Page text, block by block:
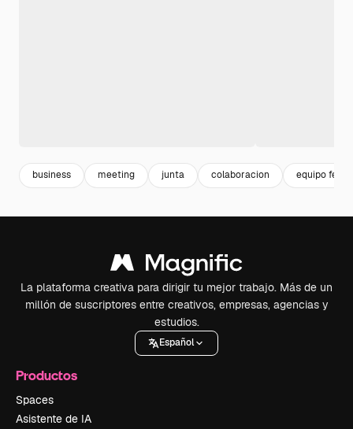
business meeting junta colaboracion equipo feliz
La plataforma creativa para dirigir tu mejor trabajo. Más de un
millón de suscriptores entre creativos, empresas, agencias y
estudios.
Español
Productos
Spaces
Asistente de IA